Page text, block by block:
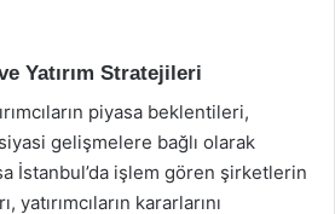
Yatırım Stratejileri
piyasa beklentileri,
gelişmelere bağlı olarak
İstanbul’da işlem gören şirketlerin
kararlarını